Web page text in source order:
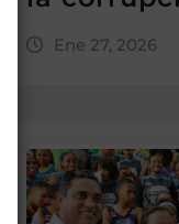
Ene 27, 2026